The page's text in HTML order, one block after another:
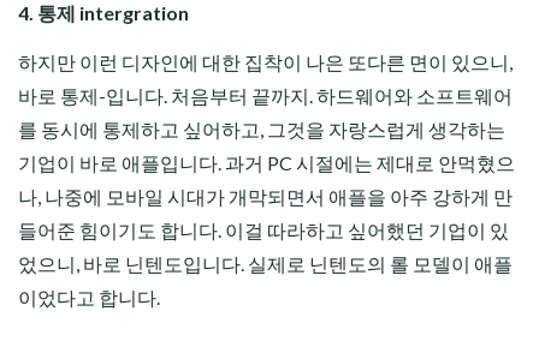
4. 통제 intergration
하지만 이런 디자인에 대한 집착이 나은 또다른 면이 있으니,
바로 통제-입니다. 처음부터 끝까지. 하드웨어와 소프트웨어
를 동시에 통제하고 싶어하고, 그것을 자랑스럽게 생각하는
기업이 바로 애플입니다. 과거 PC 시절에는 제대로 안먹혔으
나, 나중에 모바일 시대가 개막되면서 애플을 아주 강하게 만
들어준 힘이기도 합니다. 이걸 따라하고 싶어했던 기업이 있
었으니, 바로 닌텐도입니다. 실제로 닌텐도의 롤 모델이 애플
이었다고 합니다.